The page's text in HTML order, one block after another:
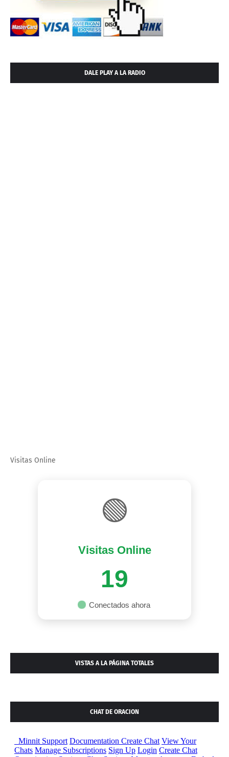
DALE PLAY A LA RADIO
Visitas Online
🟢
Visitas Online
19
Conectados ahora
VISTAS A LA PÁGINA TOTALES
CHAT DE ORACION